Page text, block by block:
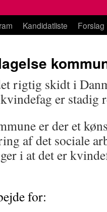
Kandidatliste Forslag
rigtig skidt i
er stadig
er der et
af det sociale
i at det er
for: